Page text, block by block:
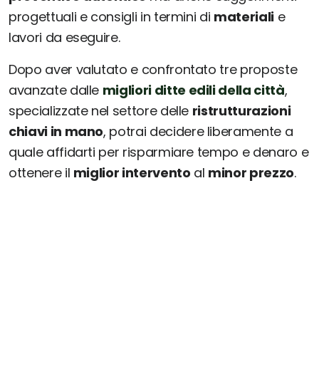
progettuali e consigli in termini di materialie
lavori da eseguire.
Dopo aver valutato e confrontato tre proposte
avanzate dalle migliori ditte edili della città,
specializzate nel settore delle ristrutturazioni
chiavi in mano, potrai decidere liberamente a
quale affidarti per risparmiare tempo e denaro e
ottenere il miglior intervento al minor prezzo.